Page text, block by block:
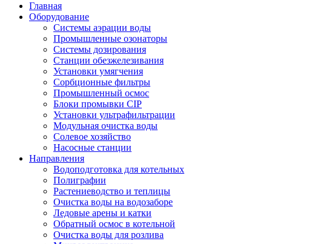
Главная
Оборудование
Системы аэрации воды
Промышленные озонаторы
Системы дозирования
Станции обезжелезивания
Установки умягчения
Сорбционные фильтры
Промышленный осмос
Блоки промывки CIP
Установки ультрафильтрации
Модульная очистка воды
Солевое хозяйство
Насосные станции
Направления
Водоподготовка для котельных
Полиграфии
Растениеводство и теплицы
Очистка воды на водозаборе
Ледовые арены и катки
Обратный осмос в котельной
Очистка воды для розлива